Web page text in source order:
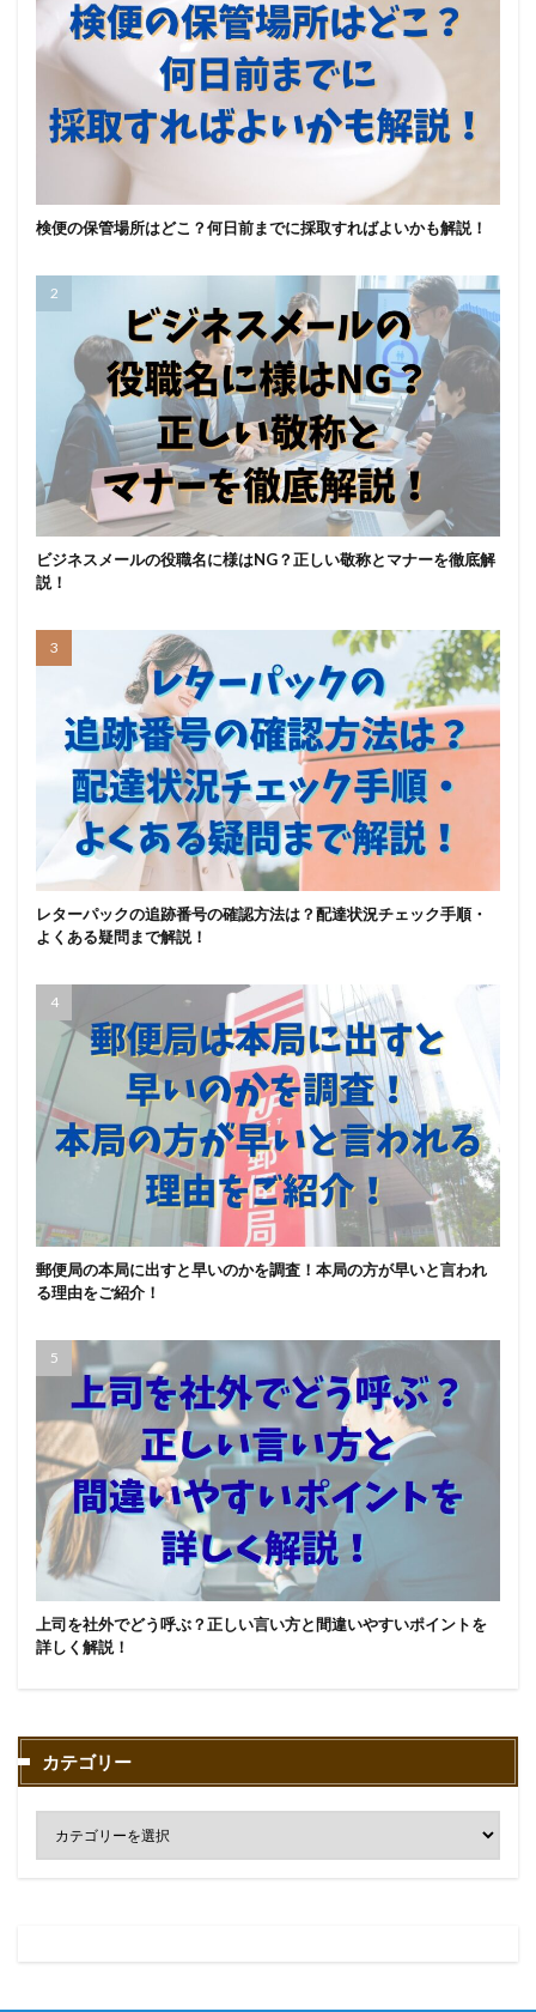
検便の保管場所はどこ？何日前までに採取すればよいかも解説！
ビジネスメールの役職名に様はNG？正しい敬称とマナーを徹底解
説！
レターパックの追跡番号の確認方法は？配達状況チェック手順・
よくある疑問まで解説！
郵便局の本局に出すと早いのかを調査！本局の方が早いと言われ
る理由をご紹介！
上司を社外でどう呼ぶ？正しい言い方と間違いやすいポイントを
詳しく解説！
カテゴリー